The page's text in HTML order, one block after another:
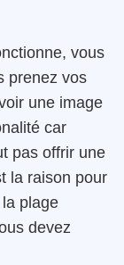
vous
prenez vos
une image
car
pas offrir une
la raison pour
plage
devez